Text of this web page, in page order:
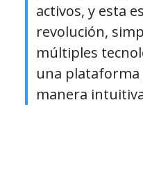
activos, y esta
revolución,
múltiples
una plataforma
manera